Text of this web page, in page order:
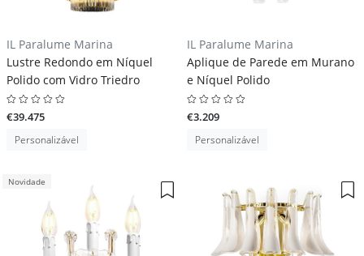
IL Paralume Marina
Lustre Redondo em Níquel
Polido com Vidro Triedro
€39.475
Personalizável
IL Paralume Marina
Aplique de Parede em Murano
e Níquel Polido
€3.209
Personalizável
Novidade